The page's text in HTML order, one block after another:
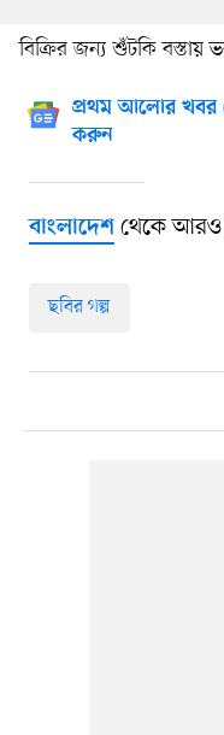
বিক্রির জন্য শুঁটকি বস্তায়
প্রথম আলোর খবর
করুন
বাংলাদেশথেকে আরও
ছবির গল্প